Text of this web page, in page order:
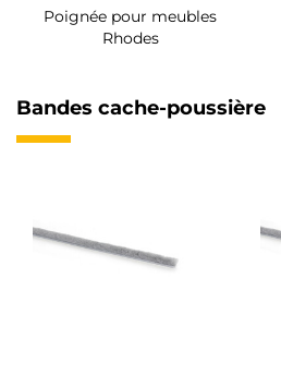
Poignée pour meubles
Rhodes
Bandes cache-poussière